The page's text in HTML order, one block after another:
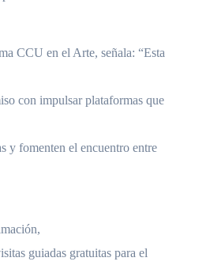
CCU en el Arte, señala: “Esta
con impulsar plataformas que
y fomenten el encuentro entre
guiadas gratuitas para el